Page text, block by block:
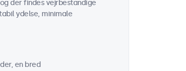
der findes vejrbestandige
ydelse, minimale
en bred